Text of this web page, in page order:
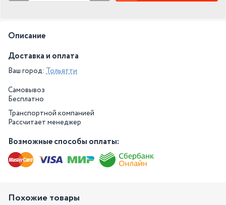
Описание
Доставка и оплата
Ваш город: Тольятти
Самовывоз
Бесплатно
Транспортной компанией
Рассчитает менеджер
Возможные способы оплаты:
Похожие товары